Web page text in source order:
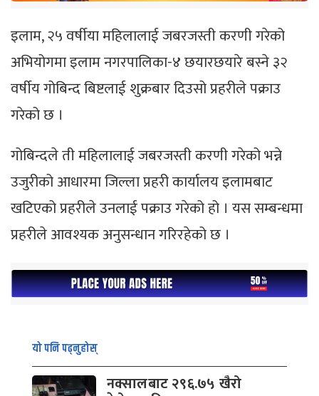
इलाम, २५ वर्षीया महिलालाई जबरजस्ती करणी गरेको
अभियोगमा इलाम नगरपालिका-४ छयारछयारे बस्ने ३२
वर्षीय गोबिन्द बिष्टलाई शुक्रबार दिउसो प्रहरीले पक्राउ
गरेको छ ।
गोबिन्दले ती महिलालाई जबरजस्ती करणी गरेको भन्ने
उजुरीको आधारमा जिल्ला प्रहरी कार्यालय इलामबाट
खटिएको प्रहरीले उनलाई पक्राउ गरेको हो । यस सम्बन्धमा
प्रहरीले आवश्यक अनुसन्धान गरिरहेको छ ।
यो पनि पढ्नुहोस्
नक्सालबाट २९६.७५ खैरो